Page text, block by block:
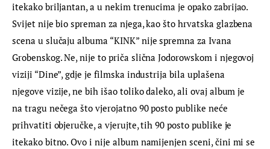
itekako briljantan, a u nekim trenucima je opako zabrijao.
Svijet nije bio spreman za njega, kao što hrvatska glazbena
scena u slučaju albuma “KINK” nije spremna za Ivana
Grobenskog. Ne, nije to priča slična Jodorowskom i njegovoj
viziji “Dine”, gdje je filmska industrija bila uplašena
njegove vizije, ne bih išao toliko daleko, ali ovaj album je
na tragu nečega što vjerojatno 90 posto publike neće
prihvatiti objeručke, a vjerujte, tih 90 posto publike je
itekako bitno. Ovo i nije album namijenjen sceni, čini mi se